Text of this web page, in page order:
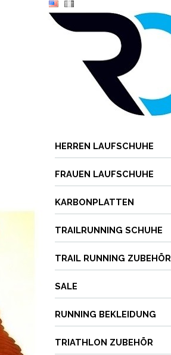
HERREN LAUFSCHUHE
FRAUEN LAUFSCHUHE
KARBONPLATTEN
TRAILRUNNING SCHUHE
TRAIL RUNNING ZUBEHÖR
SALE
RUNNING BEKLEIDUNG
TRIATHLON ZUBEHÖR